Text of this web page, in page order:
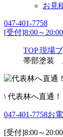
お見
047-401-7758
[受付]8:00～
TOP 現場
帯部塗装
\ 代表林へ直通！
047-401-7758お
[受付]8:00～20:00